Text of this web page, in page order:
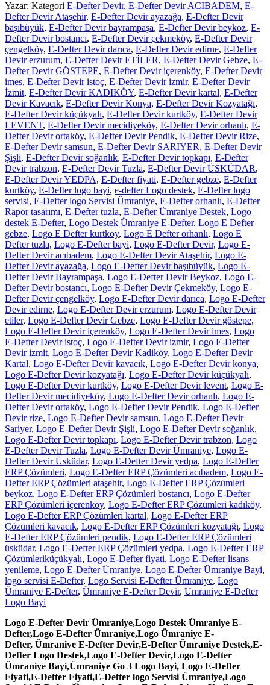
Yazar: Kategori E-Defter Devir, E-Defter Devir ACIBADEM, E-
Defter Devir Ataşehir, E-Defter Devir ayazağa, E-Defter Devir
başıbüyük, E-Defter Devir bayrampaşa, E-Defter Devir beykoz, E-
Defter Devir bostancı, E-Defter Devir çekmeköy, E-Defter Devir
çengelköy, E-Defter Devir darıca, E-Defter Devir edirne, E-Defter
Devir erzurum, E-Defter Devir ETİLER, E-Defter Devir Gebze, E-
Defter Devir GÖSTEPE, E-Defter Devir içerenköy, E-Defter Devir
imes, E-Defter Devir istoç, E-Defter Devir izmir, E-Defter Devir
İzmit, E-Defter Devir KADIKÖY, E-Defter Devir kartal, E-Defter
Devir Kavacık, E-Defter Devir Konya, E-Defter Devir Kozyatağı,
E-Defter Devir küçükyalı, E-Defter Devir kurtköy, E-Defter Devir
LEVENT, E-Defter Devir mecidiyeköy, E-Defter Devir orhanlı, E-
Defter Devir ortaköy, E-Defter Devir Pendik, E-Defter Devir Rize,
E-Defter Devir samsun, E-Defter Devir SARIYER, E-Defter Devir
Şişli, E-Defter Devir soğanlık, E-Defter Devir topkapı, E-Defter
Devir trabzon, E-Defter Devir Tuzla, E-Defter Devir ÜSKÜDAR,
E-Defter Devir YEDPA, E-Defter fiyati, E-Defter gebze, E-Defter
kurtköy, E-Defter logo bayi, e-defter Logo destek, E-Defter logo
servisi, E-Defter logo Servisi Ümraniye, E-Defter orhanlı, E-Defter
Rapor tasarımı, E-Defter tuzla, E-Defter Ümraniye Destek, Logo
destek E-Defter, Logo Destek Ümraniye E-Defter, Logo E Defter
gebze, Logo E Defter kurtköy, Logo E Defter orhanlı, Logo E
Defter tuzla, Logo E-Defter bayi, Logo E-Defter Devir, Logo E-
Defter Devir acıbadem, Logo E-Defter Devir Ataşehir, Logo E-
Defter Devir ayazağa, Logo E-Defter Devir başıbüyük, Logo E-
Defter Devir Bayrampaşa, Logo E-Defter Devir Beykoz, Logo E-
Defter Devir bostancı, Logo E-Defter Devir Çekmeköy, Logo E-
Defter Devir çengelköy, Logo E-Defter Devir darıca, Logo E-Defter
Devir edirne, Logo E-Defter Devir erzurum, Logo E-Defter Devir
etiler, Logo E-Defter Devir Gebze, Logo E-Defter Devir göstepe,
Logo E-Defter Devir içerenköy, Logo E-Defter Devir imes, Logo
E-Defter Devir istoç, Logo E-Defter Devir izmir, Logo E-Defter
Devir izmit, Logo E-Defter Devir Kadiköy, Logo E-Defter Devir
Kartal, Logo E-Defter Devir kavacık, Logo E-Defter Devir konya,
Logo E-Defter Devir kozyatağı, Logo E-Defter Devir küçükyalı,
Logo E-Defter Devir kurtköy, Logo E-Defter Devir levent, Logo E-
Defter Devir mecidiyeköy, Logo E-Defter Devir orhanlı, Logo E-
Defter Devir ortaköy, Logo E-Defter Devir Pendik, Logo E-Defter
Devir rize, Logo E-Defter Devir samsun, Logo E-Defter Devir
Sariyer, Logo E-Defter Devir Şişli, Logo E-Defter Devir soğanlık,
Logo E-Defter Devir topkapı, Logo E-Defter Devir trabzon, Logo
E-Defter Devir Tuzla, Logo E-Defter Devir Ümraniye, Logo E-
Defter Devir Üsküdar, Logo E-Defter Devir yedpa, Logo E-Defter
ERP Çözümleri, Logo E-Defter ERP Çözümleri acıbadem, Logo E-
Defter ERP Çözümleri ataşehir, Logo E-Defter ERP Çözümleri
beykoz, Logo E-Defter ERP Çözümleri bostancı, Logo E-Defter
ERP Çözümleri içerenköy, Logo E-Defter ERP Çözümleri kadıköy,
Logo E-Defter ERP Çözümleri kartal, Logo E-Defter ERP
Çözümleri kavacık, Logo E-Defter ERP Çözümleri kozyatağı, Logo
E-Defter ERP Çözümleri pendik, Logo E-Defter ERP Çözümleri
üsküdar, Logo E-Defter ERP Çözümleri yedpa, Logo E-Defter ERP
Çözümleriküçükyalı, Logo E-Defter fiyati, Logo E-Defter lisans
yenileme, Logo E-Defter Ümraniye, Logo E-Defter Ümraniye Bayi,
logo servisi E-Defter, Logo Servisi E-Defter Ümraniye, Logo
Ümraniye E-Defter, Ümraniye E-Defter Devir, Ümraniye E-Defter
Logo Bayi
Logo E-Defter Devir Ümraniye,Logo Destek Ümraniye E-
Defter,Logo E-Defter Ümraniye,Logo Ümraniye E-
Defter, Ümraniye E-Defter Devir,E-Defter Ümraniye Destek,E-
Defter Logo Destek,Logo E-Defter Devir,Logo E-Defter
Ümraniye Bayi,Ümraniye Go 3 Logo Bayi, Logo E-Defter
Fiyati,E-Defter Fiyati,E-Defter logo Servisi Ümraniye,Logo